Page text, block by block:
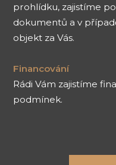
prohlídku, zajistíme
dokumentů a v
objekt za Vás.
Financování
Rádi Vám zajistíme
podmínek.